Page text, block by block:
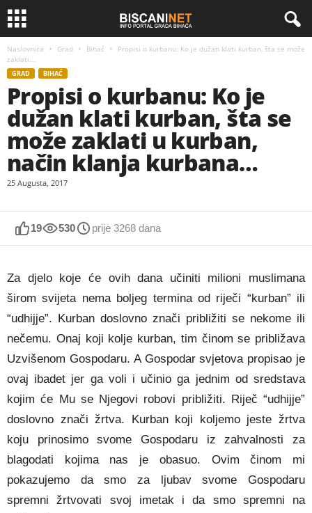
Naslovnica Grad Bihać
Propisi o kurbanu: Ko je dužan klati kurban, šta se može
zaklati...
GRAD BIHAĆ
Propisi o kurbanu: Ko je
dužan klati kurban, šta se
može zaklati u kurban,
način klanja kurbana…
25 Augusta, 2017
19 530 prije 3268 dana
Za djelo koje će ovih dana učiniti milioni muslimana
širom svijeta nema boljeg termina od riječi “kurban” ili
“udhijje”. Kurban doslovno znači približiti se nekome ili
nečemu. Onaj koji kolje kurban, tim činom se približava
Uzvišenom Gospodaru. A Gospodar svjetova propisao je
ovaj ibadet jer ga voli i učinio ga jednim od sredstava
kojim će Mu se Njegovi robovi približiti. Riječ “udhijje”
doslovno znači žrtva. Kurban koji koljemo jeste žrtva
koju prinosimo svome Gospodaru iz zahvalnosti za
blagodati kojima nas je obasuo. Ovim činom mi
pokazujemo da smo za ljubav svome Gospodaru
spremni žrtvovati svoj imetak i da smo spremni na